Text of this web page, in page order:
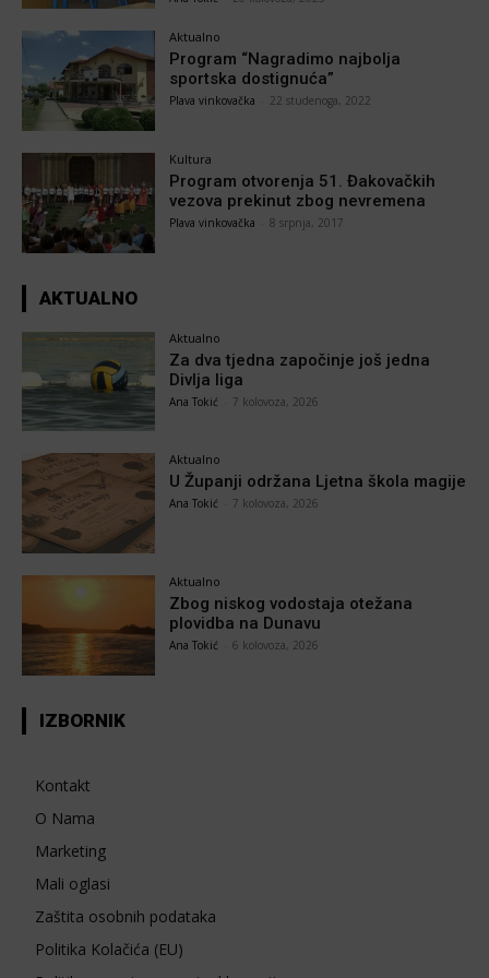
Aktualno
Program “Nagradimo najbolja
sportska dostignuća”
Plava vinkovačka 22 studenoga, 2022
Kultura
Program otvorenja 51. Đakovačkih
vezova prekinut zbog nevremena
Plava vinkovačka 8 srpnja, 2017
AKTUALNO
Aktualno
Za dva tjedna započinje još jedna
Divlja liga
Ana Tokić 7 kolovoza, 2026
Aktualno
U Županji održana Ljetna škola magije
Ana Tokić 7 kolovoza, 2026
Aktualno
Zbog niskog vodostaja otežana
plovidba na Dunavu
Ana Tokić 6 kolovoza, 2026
IZBORNIK
Kontakt
O Nama
Marketing
Mali oglasi
Zaštita osobnih podataka
Politika Kolačića (EU)